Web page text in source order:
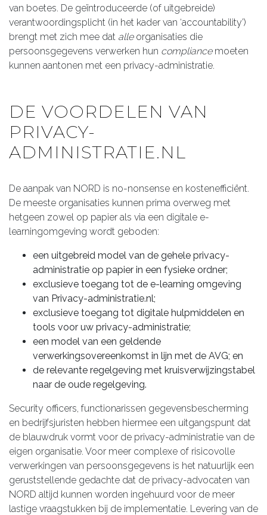
van boetes. De geïntroduceerde (of uitgebreide)
verantwoordingsplicht (in het kader van ‘accountability’)
brengt met zich mee dat alle organisaties die
persoonsgegevens verwerken hun compliance moeten
kunnen aantonen met een privacy-administratie.
DE VOORDELEN VAN
PRIVACY-
ADMINISTRATIE.NL
De aanpak van NORD is no-nonsense en kostenefficiënt.
De meeste organisaties kunnen prima overweg met
hetgeen zowel op papier als via een digitale e-
learningomgeving wordt geboden:
een uitgebreid model van de gehele privacy-
administratie op papier in een fysieke ordner;
exclusieve toegang tot de e-learning omgeving
van Privacy-administratie.nl;
exclusieve toegang tot digitale hulpmiddelen en
tools voor uw privacy-administratie;
een model van een geldende
verwerkingsovereenkomst in lijn met de AVG; en
de relevante regelgeving met kruisverwijzingstabel
naar de oude regelgeving.
Security officers, functionarissen gegevensbescherming
en bedrijfsjuristen hebben hiermee een uitgangspunt dat
de blauwdruk vormt voor de privacy-administratie van de
eigen organisatie. Voor meer complexe of risicovolle
verwerkingen van persoonsgegevens is het natuurlijk een
geruststellende gedachte dat de privacy-advocaten van
NORD altijd kunnen worden ingehuurd voor de meer
lastige vraagstukken bij de implementatie. Levering van de